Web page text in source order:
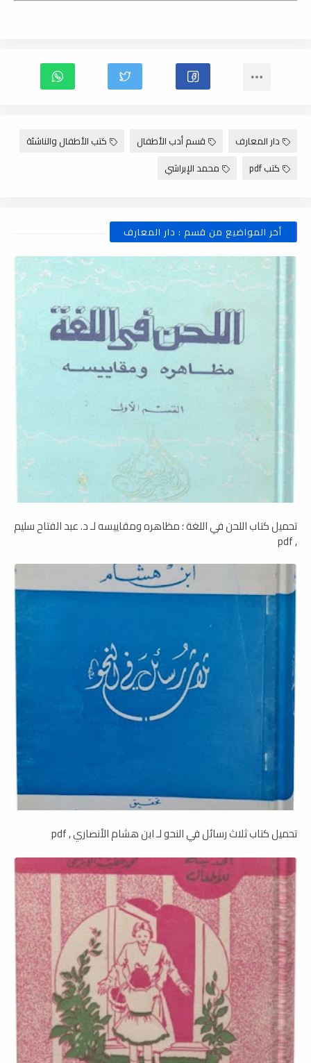
دار المعارف قسم أدب الأطفال
كتب الأطفال والناشئة
كتب pdf
محمد الإبراشي
أخر المواضيع من قسم : دار المعارف
تحميل كتاب اللحن في اللغة ؛ مظاهره ومقاييسه لـ د. عبد الفتاح سليم
, pdf
تحميل كتاب ثلاث رسائل في النحو لـ ابن هشام الأنصاري , pdf